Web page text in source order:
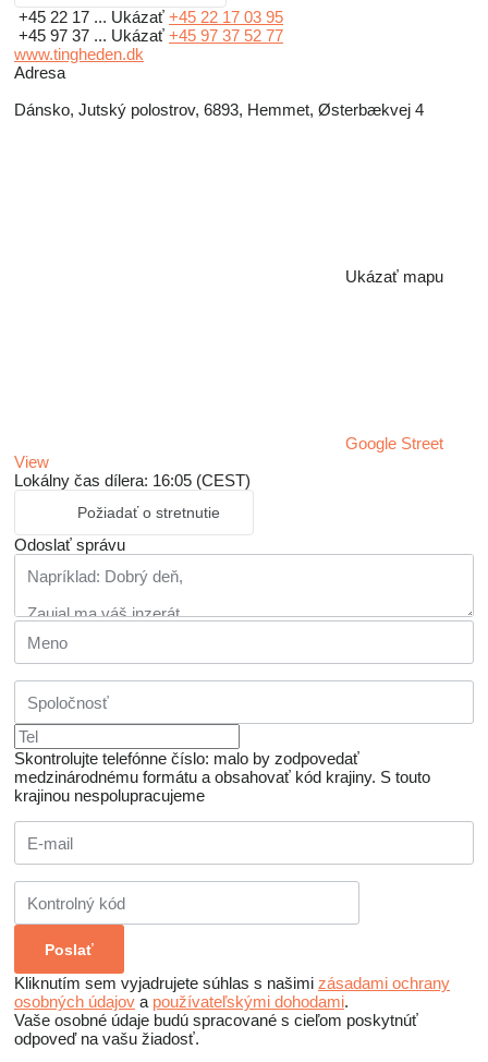
+45 22 17 ... Ukázať +45 22 17 03 95
+45 97 37 ... Ukázať +45 97 37 52 77
www.tingheden.dk
Adresa
Dánsko, Jutský polostrov, 6893, Hemmet, Østerbækvej 4
Ukázať mapu
Google Street
View
Lokálny čas dílera: 16:05 (CEST)
Požiadať o stretnutie
Odoslať správu
Skontrolujte telefónne číslo: malo by zodpovedať
medzinárodnému formátu a obsahovať kód krajiny. S touto
krajinou nespolupracujeme
Kliknutím sem vyjadrujete súhlas s našimi zásadami ochrany
osobných údajov a používateľskými dohodami.
Vaše osobné údaje budú spracované s cieľom poskytnúť
odpoveď na vašu žiadosť.